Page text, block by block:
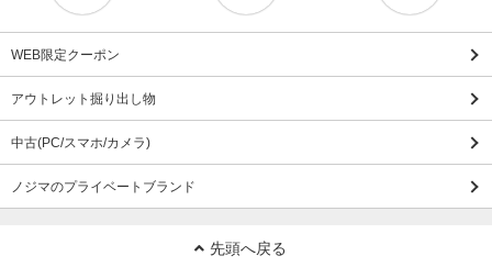
WEB限定クーポン
アウトレット掘り出し物
中古(PC/スマホ/カメラ)
ノジマのプライベートブランド
先頭へ戻る